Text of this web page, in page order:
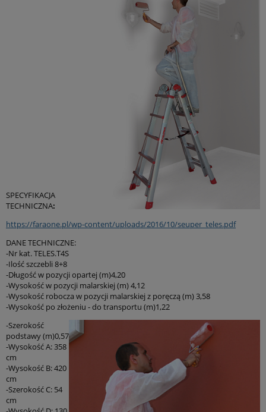
SPECYFIKACJA
TECHNICZNA:
https://faraone.pl/wp-content/uploads/2016/10/seuper_teles.pdf
DANE TECHNICZNE:
-Nr kat. TELES.T4S
-Ilość szczebli 8+8
-Długość w pozycji opartej (m)4,20
-Wysokość w pozycji malarskiej (m) 4,12
-Wysokość robocza w pozycji malarskiej z poręczą (m) 3,58
-Wysokość po złożeniu - do transportu (m)1,22
-Szerokość
podstawy (m)0,57
-Wysokość A: 358
cm
-Wysokość B: 420
cm
-Szerokość C: 54
cm